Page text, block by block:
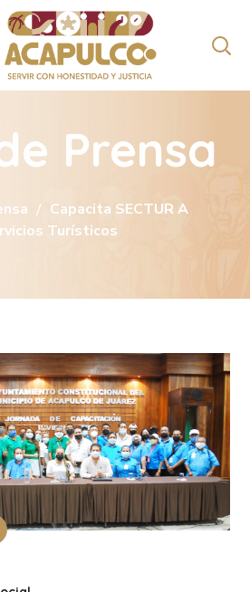
Prensa
Capacita SECTUR A
Turísticos